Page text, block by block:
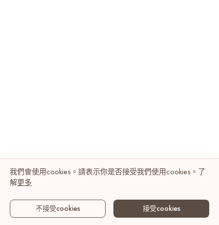
我們會使用cookies。請表示你是否接受我們使用cookies。了
解更多
不接受cookies 接受cookies